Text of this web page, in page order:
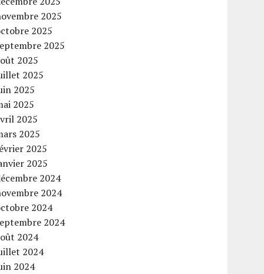
2025
2025
2025
2025
2025
2025
2025
2025
2025
2025
2025
2024
2024
2024
2024
2024
2024
2024